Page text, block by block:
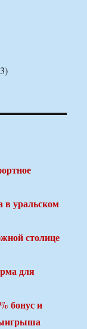
в уральском
столице
для
бонус и